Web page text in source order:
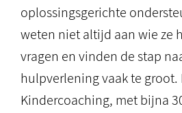
oplossingsgerichte
weten niet altijd aan wie ze
vragen en vinden de stap
hulpverlening vaak te groot.
Kindercoaching, met bijna